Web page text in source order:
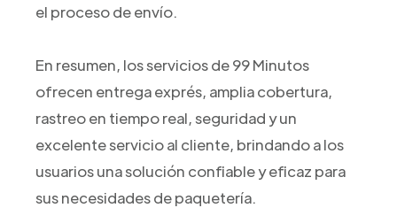
el proceso de envío.
En resumen, los servicios de 99 Minutos
ofrecen entrega exprés, amplia cobertura,
rastreo en tiempo real, seguridad y un
excelente servicio al cliente, brindando a los
usuarios una solución confiable y eficaz para
sus necesidades de paquetería.